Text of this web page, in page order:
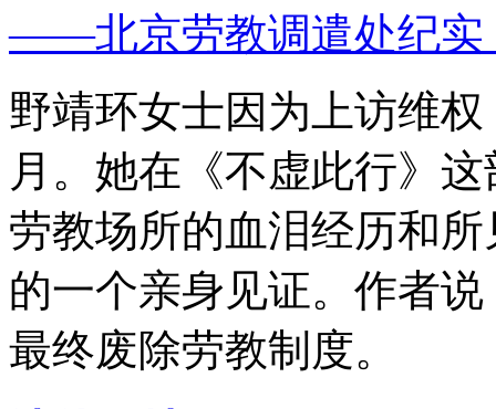
——北京劳教调遣处纪实
野靖环女士因为上访维
月。她在《不虚此行》
劳教场所的血泪经历和
的一个亲身见证。作者
最终废除劳教制度。